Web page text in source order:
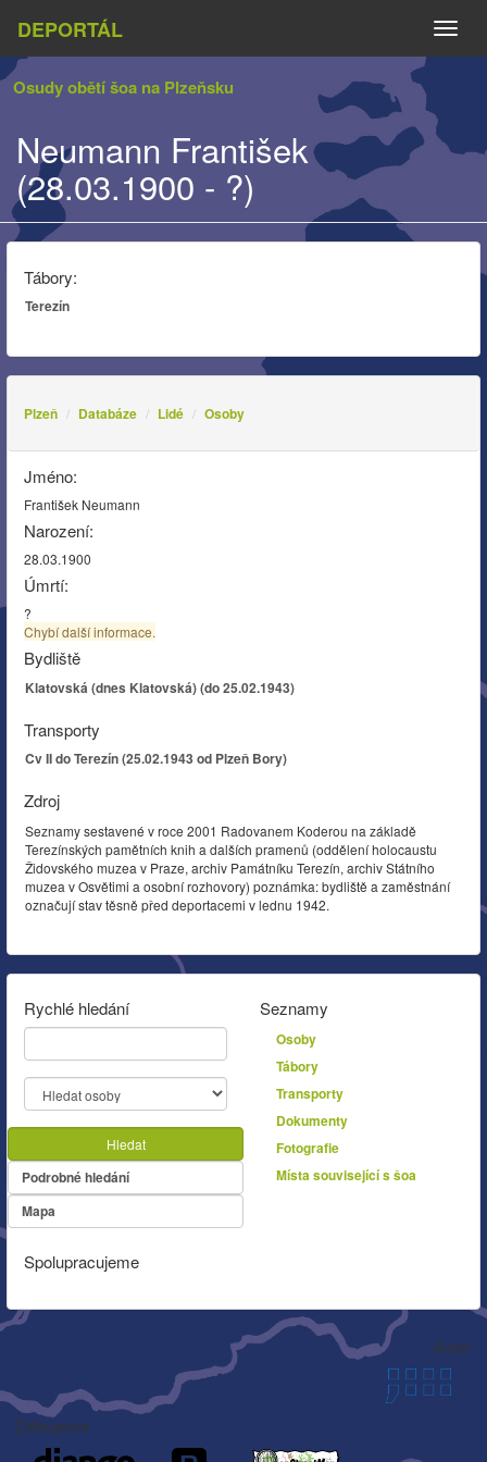
DEPORTÁL
Osudy obětí šoa na Plzeňsku
Neumann František
(28.03.1900 - ?)
Tábory:
Terezín
Plzeň Databáze Lidé Osoby
Jméno:
František Neumann
Narození:
28.03.1900
Úmrtí:
?
Chybí další informace.
Bydliště
Klatovská (dnes Klatovská) (do 25.02.1943)
Transporty
Cv II do Terezín (25.02.1943 od Plzeň Bory)
Zdroj
Seznamy sestavené v roce 2001 Radovanem Koderou na základě
Terezínských pamětních knih a dalších pramenů (oddělení holocaustu
Židovského muzea v Praze, archiv Památníku Terezín, archiv Státního
muzea v Osvětimi a osobní rozhovory) poznámka: bydliště a zaměstnání
označují stav těsně před deportacemi v lednu 1942.
Rychlé hledání
Hledat
Podrobné hledání
Mapa
Seznamy
Osoby
Tábory
Transporty
Dokumenty
Fotografie
Místa související s šoa
Spolupracujeme
Autor
Děkujeme